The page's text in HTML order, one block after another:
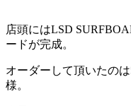
店頭にはLSD
ードが完成。
オーダーして頂いたの
様。